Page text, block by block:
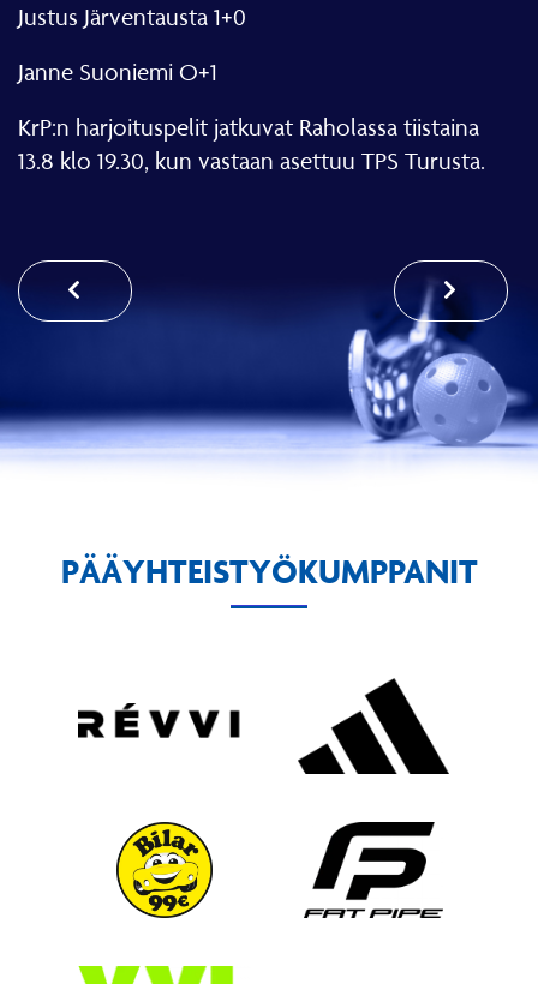
Justus Järventausta 1+0
Janne Suoniemi O+1
KrP:n harjoituspelit jatkuvat Raholassa tiistaina
13.8 klo 19.30, kun vastaan asettuu TPS Turusta.
PÄÄYHTEISTYÖKUMPPANIT